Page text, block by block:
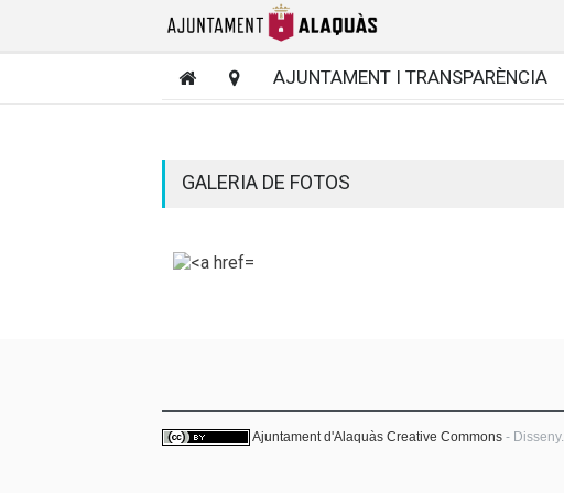
AJUNTAMENT I TRANSPARÈNCIA
GALERIA DE FOTOS
Ajuntament d'Alaquàs Creative Commons - Disseny.